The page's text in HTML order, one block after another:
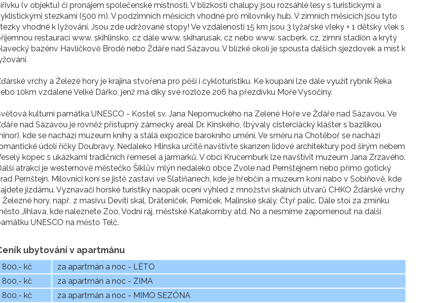
(v objektu) či pronájem společenské místnosti. V blízkosti chalupy jsou rozsáhlé lesy s turistickými a
stezkami (500 m). V podzimních měsících vhodné pro milovníky hub. V zimních měsících jsou tyto
vhodné k lyžování. Jsou zde udržované stopy! Ve vzdálenosti 15 km jsou 3 lyžařské vleky + 1 dětský vlek s
restaurací www. skihlinsko. cz dále www. skiharusak. cz nebo www. sacberk. cz, zimní stadión a krytý
bazénv Havlíčkově Brodě nebo Ždáře nad Sázavou. V blízké okolí je spousta dalších sjezdovek a míst k
vrchy a Železé hory je krajina stvořena pro pěší i cykloturistiku. Ke koupání lze dále využít rybník`Řeka
10km vzdálené Velké Dářko, jenž má díky své rozloze 206 ha přezdívku Moře Vysočiny.
kulturní památka UNESCO - Kostel sv. Jana Nepomuckého na Zelené Hoře ve Žďáře nad Sázavou. Ve
nad Sázavou je rovněž přístupný zámecký areál Dr. Kinského, (bývalý cisterciácký klášter s bazilikou
kde se nachází muzeum knihy a stálá expozice barokního umění. Ve směru na Chotěboř se nachází
údolí říčky Doubravy. Nedaleko Hlinska určitě navštivte skanzen lidové architektury pod širým nebem
kopec s ukázkami tradičních řemesel a jarmarků. V obci Krucemburk lze navštívit muzeum Jana Zrzavého.
atrakcí je westernové městečko Šiklův mlýn nedaleko obce Zvole nad Pernštejnem nebo přímo gotický
Pernštejn. Milovníci koní se jistě zastaví ve Slatiňanech, kde je hřebčín a muzeum koní nabo v Sobiňově, kde
jízdárnu. Vyznavači horské turistiky naopak ocení výhled z množství skalních útvarů CHKO Žďárské vrchy
Železné hory, např. z masivu Devíti skal, Dráteniček, Perniček, Malinské skály, Čtyř palic. Dále stoí za zmíňku
Jihlava, kde naleznete Zoo, Vodní ráj, městské Katakomby atd. No a nesmíme zapomenout na další
UNESCO na město Telč.
ubytování v apartmánu
800,- kč
za apartmán a noc - LÉTO
800,- kč
za apartmán a noc - ZIMA
800,- kč
za apartmán a noc - MIMO SEZÓNA